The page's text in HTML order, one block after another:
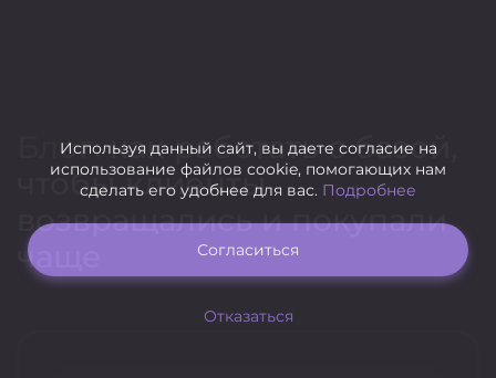
Блог:как работать с базой,
чтобы клиенты
возвращались и покупали
чаще
Используя данный сайт, вы даете согласие на
использование файлов cookie, помогающих нам
сделать его удобнее для вас. Подробнее
Согласиться
Отказаться